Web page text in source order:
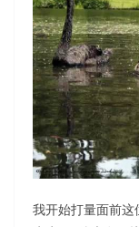
我开始打量面前